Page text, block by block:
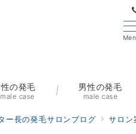
の発毛
case
男性の発毛
male case
ー長の発毛サロンブログ サロン